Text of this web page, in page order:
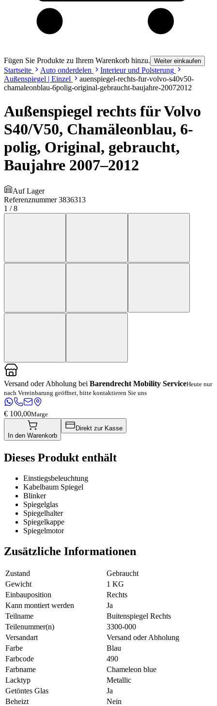
Fügen Sie Produkte zu Ihrem Warenkorb hinzu. Weiter einkaufen
Startseite Auto onderdelen
Interieur und Polsterung
Außenspiegel | Einzel
auenspiegel-rechts-fur-volvo-s40v50-
chamaleonblau-6polig-original-gebraucht-baujahre-20072012
Außenspiegel rechts für Volvo
S40/V50, Chamäleonblau, 6-
polig, Original, gebraucht,
Baujahre 2007–2012
Auf Lager
Referenznummer 3836313
1 /8
Versand oder Abholung bei Barendrecht Mobility ServiceHeute nur
nach Vereinbarung geöffnet, bitte kontaktieren Sie uns
€ 100,00Marge
In den Warenkorb
Direkt zur Kasse
Dieses Produkt enthält
Einstiegsbeleuchtung
Kabelbaum Spiegel
Blinker
Spiegelglas
Spiegelhalter
Spiegelkappe
Spiegelmotor
Zusätzliche Informationen
Zustand
Gebraucht
Gewicht
1 KG
Einbauposition
Rechts
Kann montiert werden
Ja
Teilname
Buitenspiegel Rechts
Teilenummer(n)
3300-000
Versandart
Versand oder Abholung
Farbe
Blau
Farbcode
490
Farbname
Chameleon blue
Lacktyp
Metallic
Getöntes Glas
Ja
Beheizt
Nein